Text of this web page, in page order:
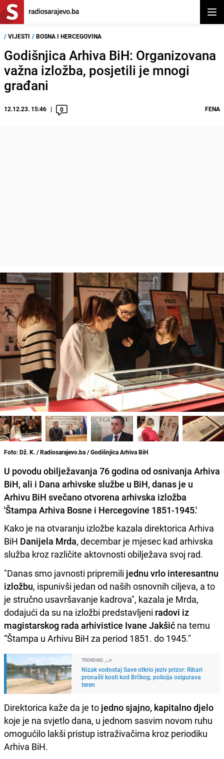
/ VIJESTI / BOSNA I HERCEGOVINA
Godišnjica Arhiva BiH: Organizovana
važna izložba, posjetili je mnogi
građani
12.12.23. 15:46 0 FENA
Foto: Dž. K. / Radiosarajevo.ba / Godišnjica Arhiva BiH
U povodu obilježavanja 76 godina od osnivanja Arhiva
BiH, ali i Dana arhivske službe u BiH, danas je u
Arhivu BiH svečano otvorena arhivska izložba
'Štampa Arhiva Bosne i Hercegovine 1851-1945.'
Kako je na otvaranju izložbe kazala direktorica Arhiva
BiH Danijela Mrda, decembar je mjesec kad arhivska
služba kroz različite aktovnosti obilježava svoj rad.
"Danas smo javnosti pripremili jednu vrlo interesantnu
izložbu, ispunivši jedan od naših osnovnih ciljeva, a to
je stručno usavršavanje kadrova", kazala je Mrda,
dodajući da su na izložbi predstavljeni radovi iz
magistarskog rada arhivistice Ivane Jakšić na temu
“Štampa u Arhivu BiH za period 1851. do 1945."
TRENDING
Nizak vodostaj Save otkrio jeziv prizor: Ribari
pronašli kosti kod Brčkog, policija osigurava
teren
Direktorica kaže da je to jedno sjajno, kapitalno djelo
koje je na svjetlo dana, u jednom sasvim novom ruhu
omogućilo lakši pristup istraživačima kroz periodiku
Arhiva BiH.